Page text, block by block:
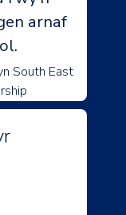
arnaf
South East